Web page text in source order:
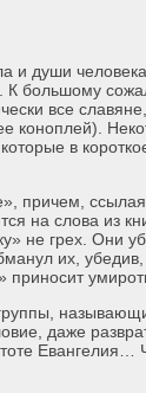
и души
К большому
все
в
причем,
на слова из
не грех. Они
их,
даже